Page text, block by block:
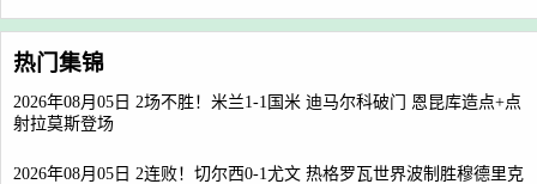
热门集锦
2026年08月05日 2场不胜！米兰1-1国米 迪马尔科破门 恩昆库造点+点
射拉莫斯登场
2026年08月05日 2连败！切尔西0-1尤文 热格罗瓦世界波制胜穆德里克